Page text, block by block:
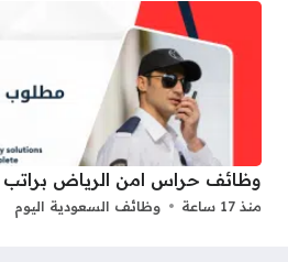
وظائف حراس امن الرياض براتب 6000 ريال
منذ 17 ساعة وظائف السعودية اليوم